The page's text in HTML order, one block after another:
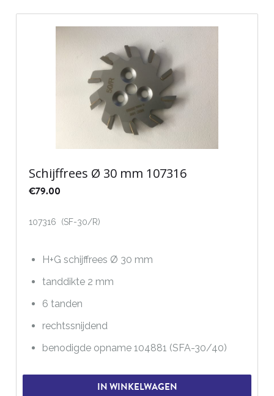
Schijffrees Ø 30 mm 107316
€79.00
107316 (SF-30/R)
H+G schijffrees Ø 30 mm
tanddikte 2 mm
6 tanden
rechtssnijdend
benodigde opname 104881 (SFA-30/40)
IN WINKELWAGEN